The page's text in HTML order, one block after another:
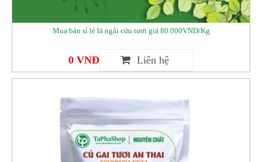
Mua bán sỉ lẻ lá ngải cứu tươi giá 80.000VND/Kg
0 VNĐ